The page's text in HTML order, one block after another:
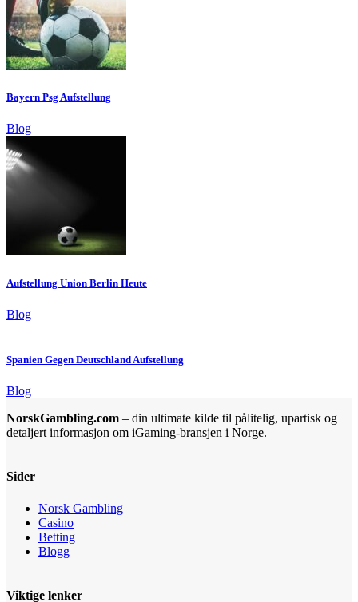
Bayern Psg Aufstellung
Blog
Aufstellung Union Berlin Heute
Blog
Spanien Gegen Deutschland Aufstellung
Blog
NorskGambling.com – din ultimate kilde til pålitelig, upartisk og
detaljert informasjon om iGaming-bransjen i Norge.
Sider
Norsk Gambling
Casino
Betting
Blogg
Viktige lenker